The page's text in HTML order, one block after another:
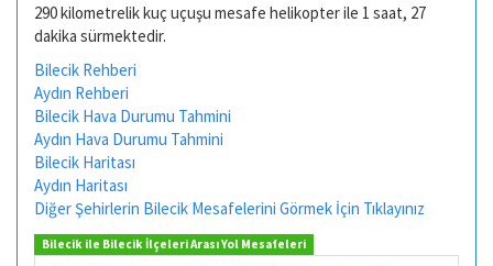
290 kilometrelik kuç uçuşu mesafe helikopter ile 1 saat, 27
dakika sürmektedir.
Bilecik Rehberi
Aydın Rehberi
Bilecik Hava Durumu Tahmini
Aydın Hava Durumu Tahmini
Bilecik Haritası
Aydın Haritası
Diğer Şehirlerin Bilecik Mesafelerini Görmek İçin Tıklayınız
Bilecik ile Bilecik İlçeleri Arası Yol Mesafeleri